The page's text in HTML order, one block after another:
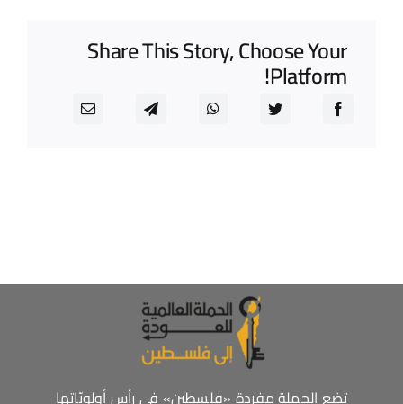
Share This Story, Choose Your
Platform!
تضع الحملة مفردة «فلسطين» في رأس أولويّاتها